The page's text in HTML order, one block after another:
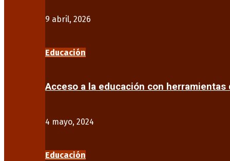
9 abril, 2026
Educación
Acceso a la educación con
4 mayo, 2024
Educación